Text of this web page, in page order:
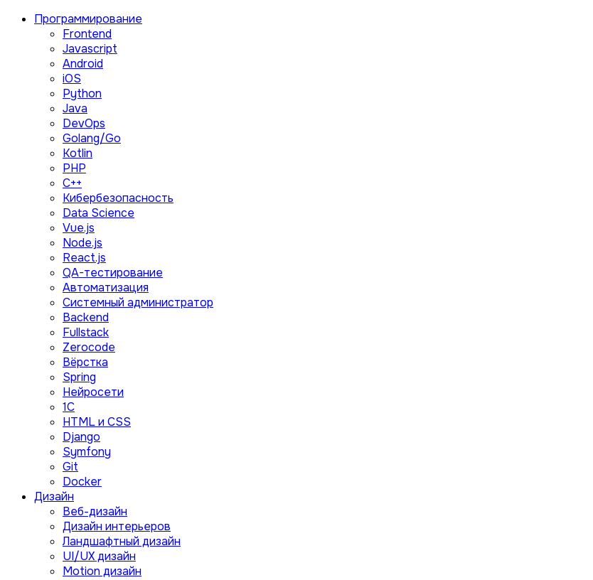
Программирование
Frontend
Javascript
Android
iOS
Python
Java
DevOps
Golang/Go
Kotlin
PHP
C++
Кибербезопасность
Data Science
Vue.js
Node.js
React.js
QA-тестирование
Автоматизация
Системный администратор
Backend
Fullstack
Zerocode
Вёрстка
Spring
Нейросети
1C
HTML и CSS
Django
Symfony
Git
Docker
Дизайн
Веб-дизайн
Дизайн интерьеров
Ландшафтный дизайн
UI/UX дизайн
Motion дизайн